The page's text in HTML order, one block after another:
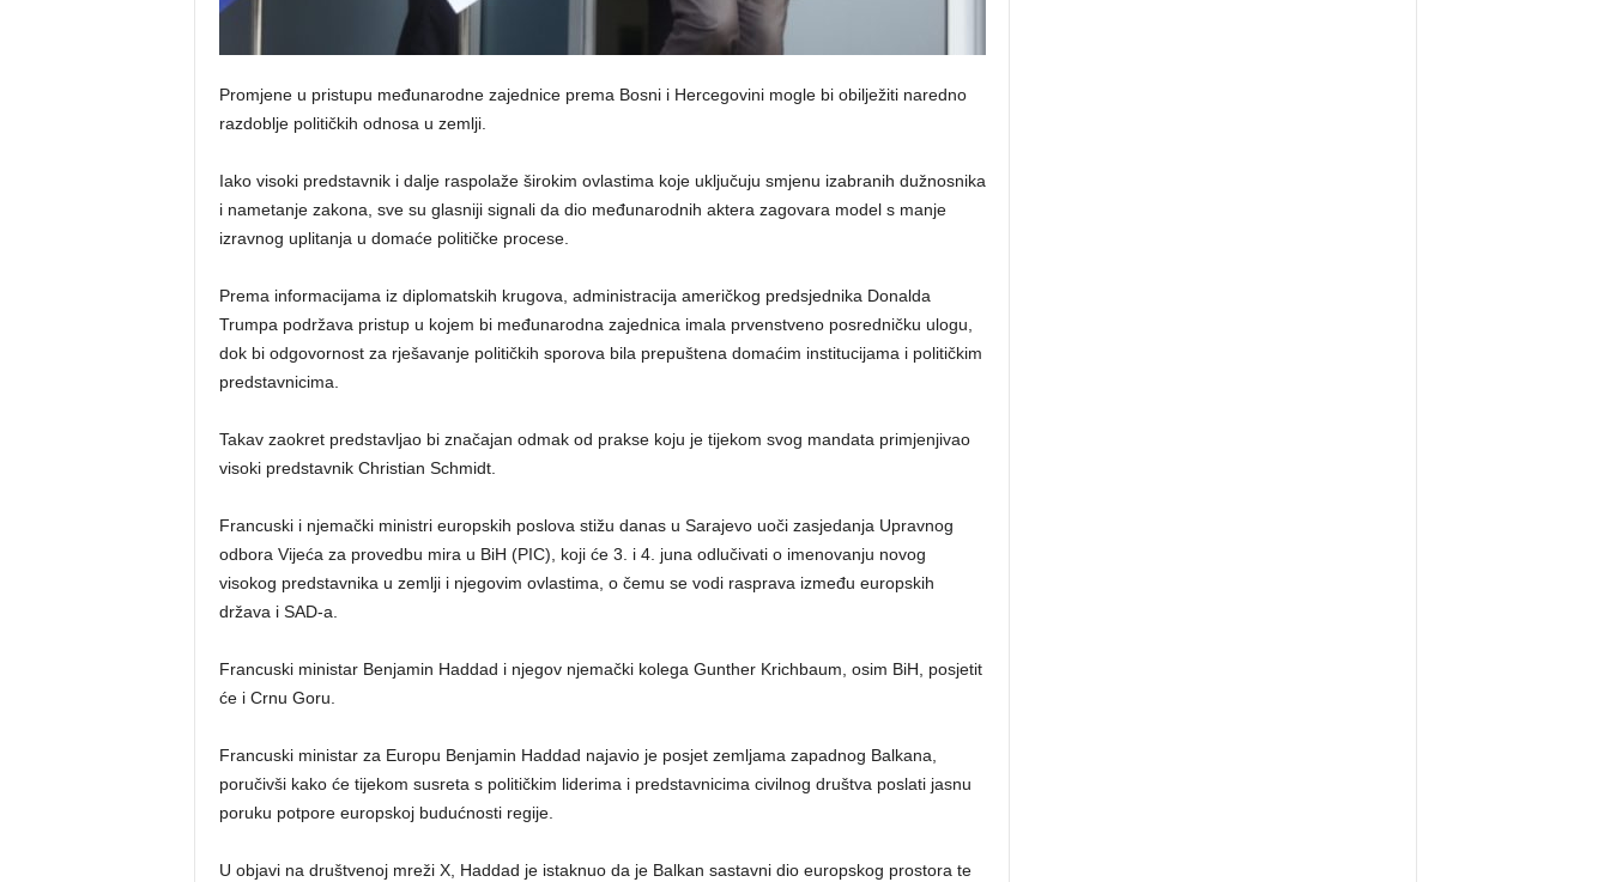
Promjene u pristupu međunarodne zajednice prema Bosni i Hercegovini mogle bi obilježiti naredno
razdoblje političkih odnosa u zemlji.
Iako visoki predstavnik i dalje raspolaže širokim ovlastima koje uključuju smjenu izabranih dužnosnika
i nametanje zakona, sve su glasniji signali da dio međunarodnih aktera zagovara model s manje
izravnog uplitanja u domaće političke procese.
Prema informacijama iz diplomatskih krugova, administracija američkog predsjednika Donalda
Trumpa podržava pristup u kojem bi međunarodna zajednica imala prvenstveno posredničku ulogu,
dok bi odgovornost za rješavanje političkih sporova bila prepuštena domaćim institucijama i političkim
predstavnicima.
Takav zaokret predstavljao bi značajan odmak od prakse koju je tijekom svog mandata primjenjivao
visoki predstavnik Christian Schmidt.
Francuski i njemački ministri europskih poslova stižu danas u Sarajevo uoči zasjedanja Upravnog
odbora Vijeća za provedbu mira u BiH (PIC), koji će 3. i 4. juna odlučivati o imenovanju novog
visokog predstavnika u zemlji i njegovim ovlastima, o čemu se vodi rasprava između europskih
država i SAD-a.
Francuski ministar Benjamin Haddad i njegov njemački kolega Gunther Krichbaum, osim BiH, posjetit
će i Crnu Goru.
Francuski ministar za Europu Benjamin Haddad najavio je posjet zemljama zapadnog Balkana,
poručivši kako će tijekom susreta s političkim liderima i predstavnicima civilnog društva poslati jasnu
poruku potpore europskoj budućnosti regije.
U objavi na društvenoj mreži X, Haddad je istaknuo da je Balkan sastavni dio europskog prostora te